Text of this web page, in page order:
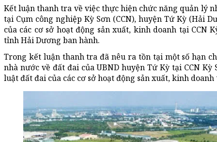
Kết luận thanh tra về việc thực hiện chức năng quản lý
tại Cụm công nghiệp Kỳ Sơn (CCN), huyện Tứ Kỳ (Hải
của các cơ sở hoạt động sản xuất, kinh doanh tại CCN
tỉnh Hải Dương ban hành.
Trong kết luận thanh tra đã nêu ra tồn tại một số hạn
nhà nước về đất đai của UBND huyện Tứ Kỳ tại CCN
luật đất đai của các cơ sở hoạt động sản xuất, kinh doanh